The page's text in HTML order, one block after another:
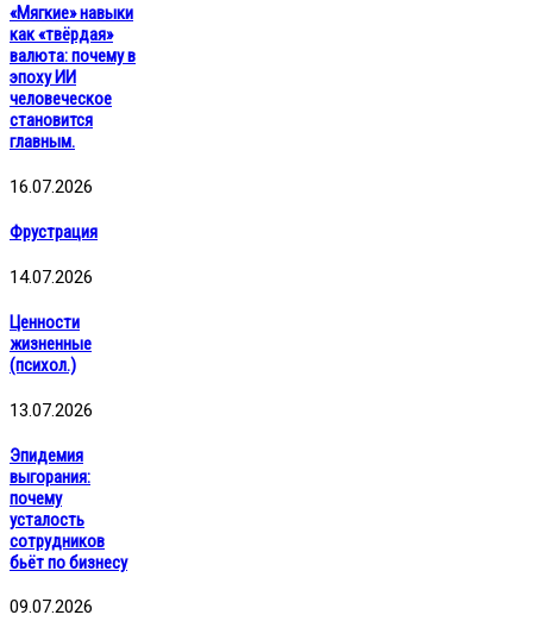
«Мягкие» навыки
как «твёрдая»
валюта: почему в
эпоху ИИ
человеческое
становится
главным.
16.07.2026
Фрустрация
14.07.2026
Ценности
жизненные
(психол.)
13.07.2026
Эпидемия
выгорания:
почему
усталость
сотрудников
бьёт по бизнесу
09.07.2026